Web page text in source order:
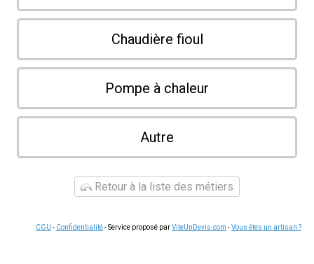
Chaudière fioul
Pompe à chaleur
Autre
Retour à la liste des métiers
CGU - Confidentialité- Service proposé parViteUnDevis.com -Vous êtes un artisan ?